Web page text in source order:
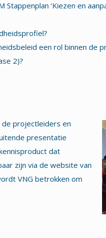
‘Kiezen en
een rol binnen de
2)?
projectleiders en
presentatie
dat
zijn via de website van
VNG betrokken om